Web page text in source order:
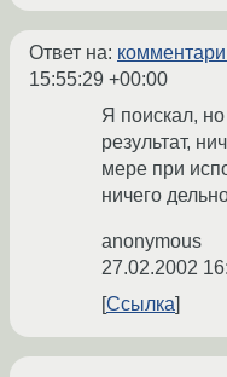
Ответ на:
15:55:29 +00:00
Я поискал,
результат,
мере при
ничего
anonymous
27.02.2002
Ссылка